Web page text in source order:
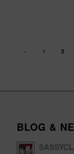
‹ 1 2
BLOG &